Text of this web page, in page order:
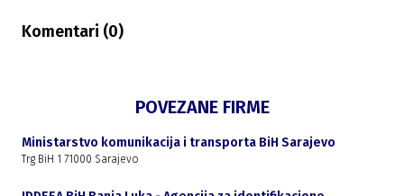
Komentari (0)
POVEZANE FIRME
Ministarstvo komunikacija i transporta BiH Sarajevo
Trg BiH 1 71000 Sarajevo